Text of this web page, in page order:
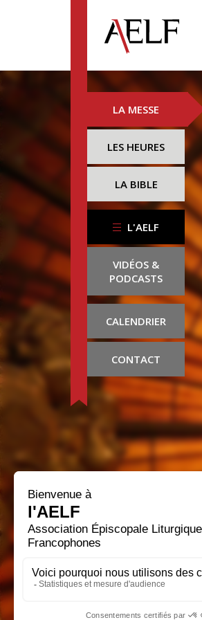
LA MESSE
LES HEURES
LA BIBLE
L'AELF
VIDÉOS &
PODCASTS
CALENDRIER
CONTACT